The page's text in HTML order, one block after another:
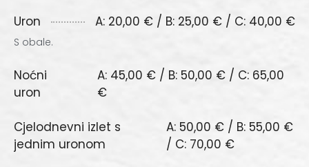
Uron A: 20,00 € / B: 25,00 € / C: 40,00 €
S obale.
Noćni
uron
A: 45,00 € / B: 50,00 € / C: 65,00
€
Cjelodnevni izlet s
jednim uronom
A: 50,00 € / B: 55,00 €
/ C: 70,00 €